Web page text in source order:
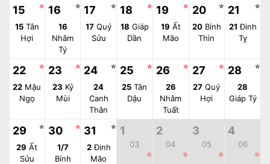
15 ☆
15Tân
Hợi
16 ☆
16
Nhâm
Tý
17 ☆
17 Quý
Sửu
18 ☆
18 Giáp
Dần
19 ☆
19 Ất
Mão
20 ☆
20Bính
Thìn
21 ☆
21 Đinh
Tỵ
22 ☆
22 Mậu
Ngọ
23 ☆
23 Kỷ
Mùi
24 ☆
24
Canh
Thân
25 ☆
25 Tân
Dậu
26 ☆
26
Nhâm
Tuất
27 ☆
27 Quý
Hợi
28 ☆
28
Giáp Tý
29 ☆
29 Ất
Sửu
30 ☆
1/7
Bính
31 ☆
2Đinh
Mão
1
03
●
2
04
●
3
05
●
4
06
●